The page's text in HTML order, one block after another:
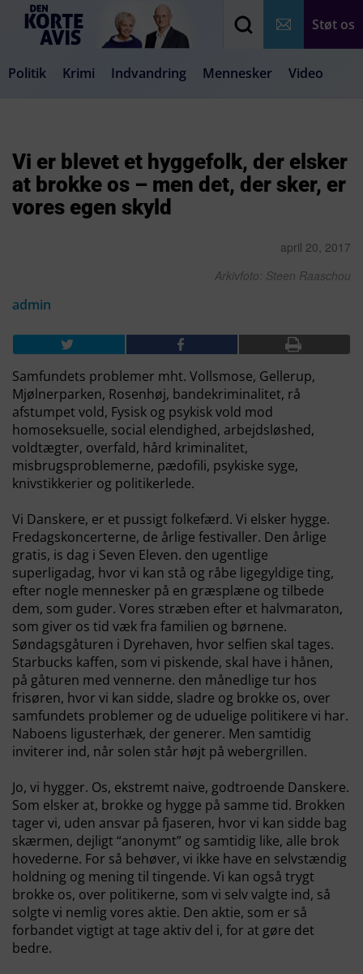
Støt os
Politik Krimi Indvandring Mennesker Video
Vi er blevet et hyggefolk, der elsker
at brokke os – men det, der sker, er
vores egen skyld
april 20, 2017
Arkivfoto: Steen Raaschou
admin
Samfundets problemer mht. Vollsmose, Gellerup,
Mjølnerparken, Rosenhøj, bandekriminalitet, rå
afstumpet vold, Fysisk og psykisk vold mod
homoseksuelle, social elendighed, arbejdsløshed,
voldtægter, overfald, hård kriminalitet,
misbrugsproblemerne, pædofili, psykiske syge,
knivstikkerier og politikerlede.
Vi Danskere, er et pussigt folkefærd. Vi elsker hygge.
Fredagskoncerterne, de årlige festivaller. Den årlige
gratis, is dag i Seven Eleven. den ugentlige
superligadag, hvor vi kan stå og råbe ligegyldige ting,
efter nogle mennesker på en græsplæne og tilbede
dem, som guder. Vores stræben efter et halvmaraton,
som giver os tid væk fra familien og børnene.
Søndagsgåturen i Dyrehaven, hvor selfien skal tages.
Starbucks kaffen, som vi piskende, skal have i hånen,
på gåturen med vennerne. den månedlige tur hos
frisøren, hvor vi kan sidde, sladre og brokke os, over
samfundets problemer og de uduelige politikere vi har.
Naboens ligusterhæk, der generer. Men samtidig
inviterer ind, når solen står højt på webergrillen.
Jo, vi hygger. Os, ekstremt naive, godtroende Danskere.
Som elsker at, brokke og hygge på samme tid. Brokken
tager vi, uden ansvar på fjaseren, hvor vi kan sidde bag
skærmen, dejligt “anonymt” og samtidig like, alle brok
hovederne. For så behøver, vi ikke have en selvstændig
holdning og mening til tingende. Vi kan også trygt
brokke os, over politikerne, som vi selv valgte ind, så
solgte vi nemlig vores aktie. Den aktie, som er så
forbandet vigtigt at tage aktiv del i, for at gøre det
bedre.